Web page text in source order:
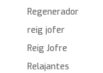
Regenerador
reig jofer
Reig Jofre
Relajantes